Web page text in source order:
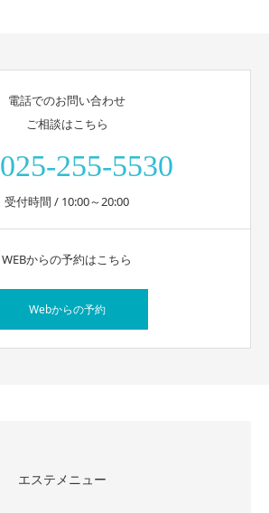
電話でのお問い合わせ
ご相談はこちら
025-255-5530
受付時間 / 10:00～20:00
WEBからの予約はこちら
Webからの予約
エステメニュー